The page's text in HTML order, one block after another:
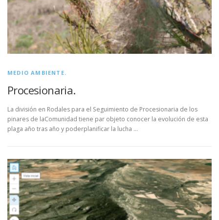
MEDIO AMBIENTE.
Procesionaria.
La división en Rodales para el Seguimiento de Procesionaria de los
pinares de laComunidad tiene par objeto conocer la evolución de esta
plaga año tras año y poderplanificar la lucha …